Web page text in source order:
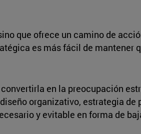
que ofrece un camino de
es más fácil de mantener
en la preocupación
organizativo, estrategia
y evitable en forma de